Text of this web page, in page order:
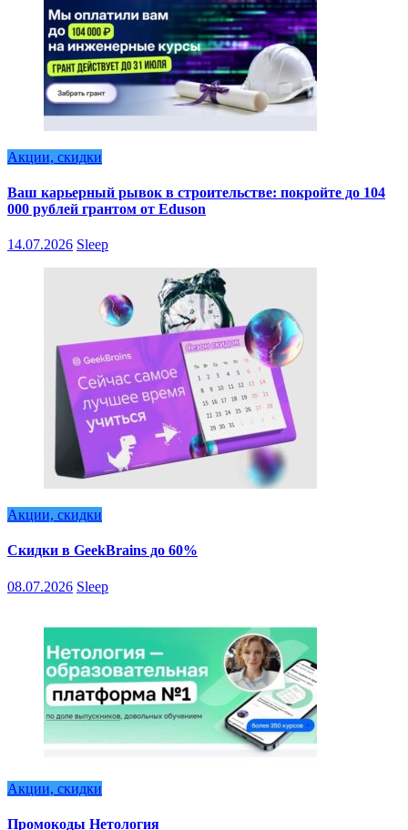
Акции, скидки
Ваш карьерный рывок в строительстве: покройте до 104
000 рублей грантом от Eduson
14.07.2026 Sleep
Акции, скидки
Скидки в GeekBrains до 60%
08.07.2026 Sleep
Акции, скидки
Промокоды Нетология